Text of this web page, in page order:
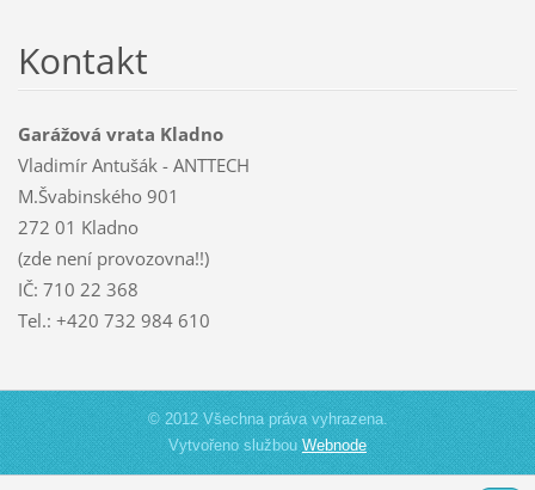
Kontakt
Garážová vrata Kladno
Vladimír Antušák - ANTTECH
M.Švabinského 901
272 01 Kladno
(zde není provozovna!!)
IČ: 710 22 368
Tel.: +420 732 984 610
© 2012 Všechna práva vyhrazena.
Vytvořeno službouWebnode